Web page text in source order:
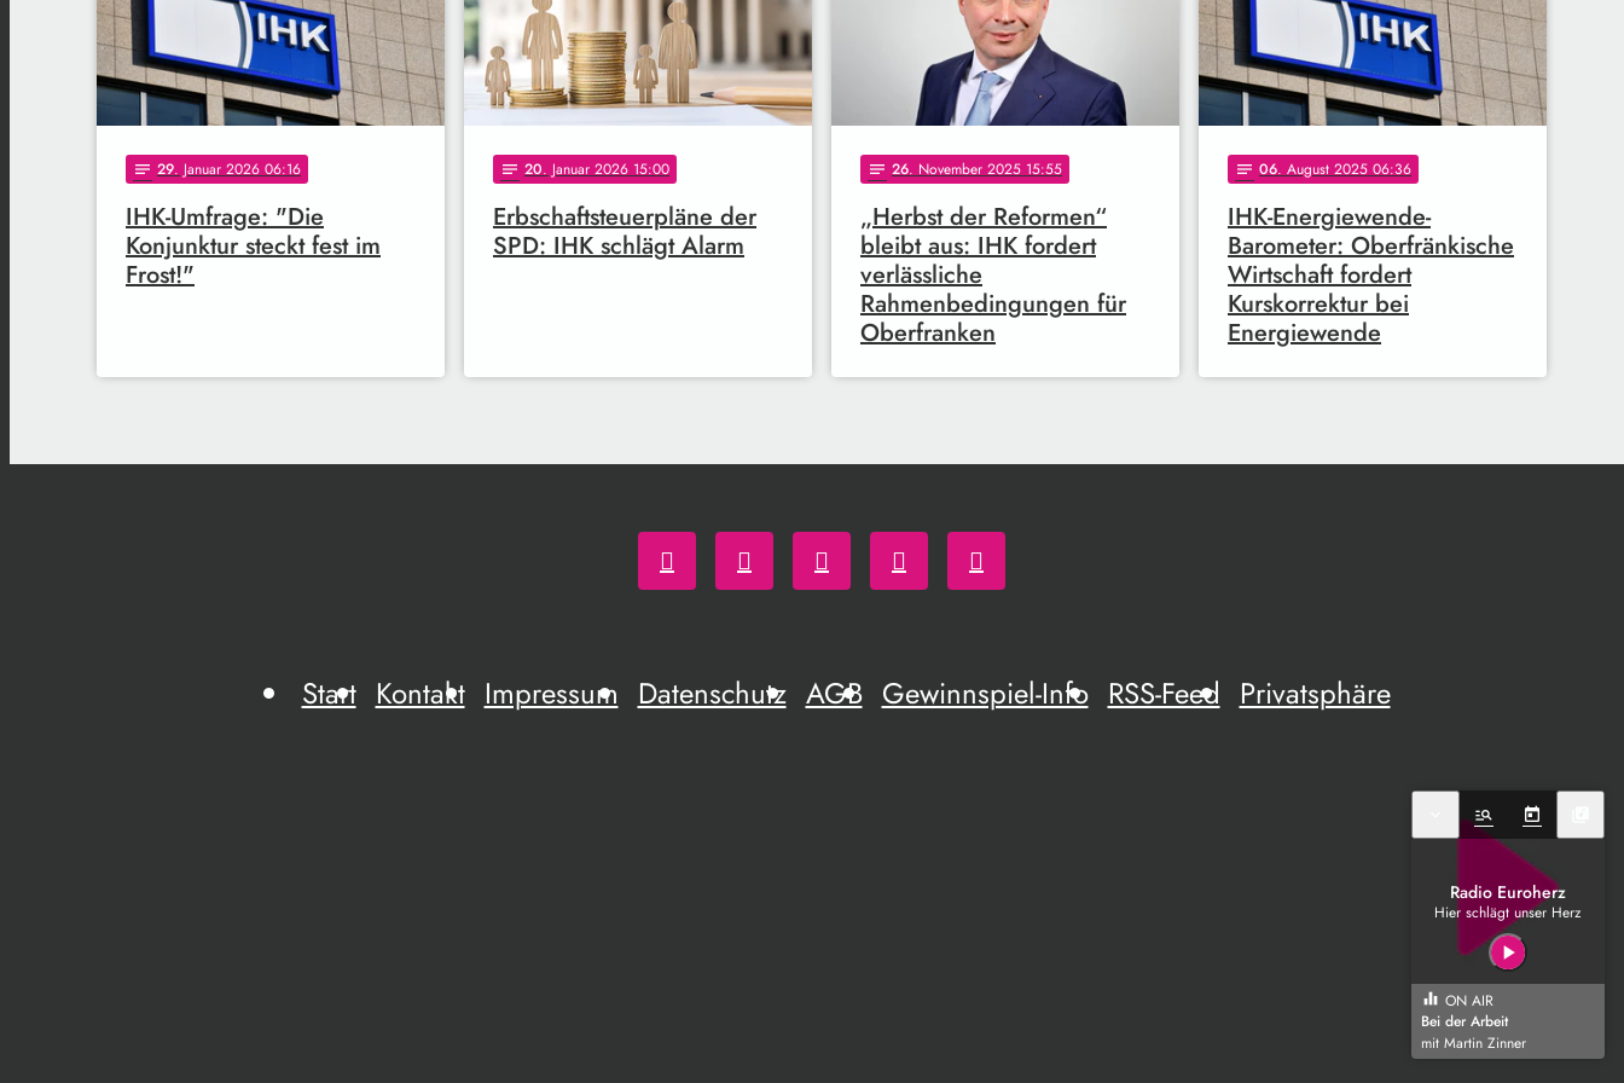
notes 29. Januar 2026 06:16
IHK-Umfrage: "Die
Konjunktur steckt fest im
Frost!"
notes 20. Januar 2026 15:00
Erbschaftsteuerpläne der
SPD: IHK schlägt Alarm
notes 26. November 2025 15:55
„Herbst der Reformen“
bleibt aus: IHK fordert
verlässliche
Rahmenbedingungen für
Oberfranken
notes 06. August 2025 06:36
IHK-Energiewende-
Barometer: Oberfränkische
Wirtschaft fordert
Kurskorrektur bei
Energiewende
Start Kontakt Impressum Datenschutz AGB Gewinnspiel-Info RSS-Feed Privatsphäre
manage_search today
Radio Euroherz
Hier schlägt unser Herz
play_arrow
equalizer ON AIR
Bei der Arbeit
mit Martin Zinner